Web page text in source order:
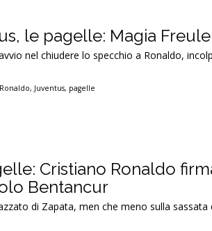
le pagelle: Magia
nel chiudere lo specchio a Ronaldo,
, Juventus, pagelle
Cristiano Ronaldo
Bentancur
di Zapata, men che meno sulla